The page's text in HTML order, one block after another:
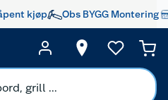
kjøp Obs BYGG Montering